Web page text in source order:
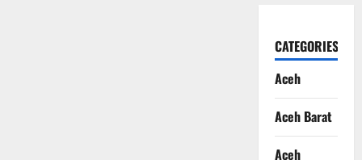
CATEGORIES
Aceh
Aceh Barat
Aceh